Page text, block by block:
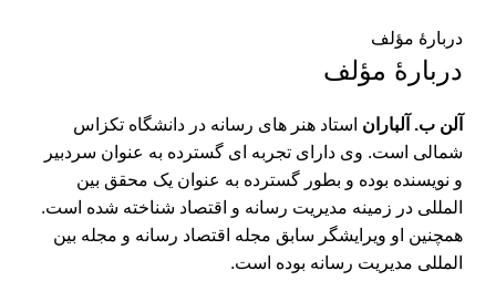
دربارۀ مؤلف
دربارۀ مؤلف
آلن ب. آلباران استاد هنر های رسانه در دانشگاه تکزاس
شمالی است. وی دارای تجربه ای گسترده به عنوان سردبیر
و نویسنده بوده و بطور گسترده به عنوان یک محقق بین
المللی در زمینه مدیریت رسانه و اقتصاد شناخته شده است.
همچنین او ویرایشگر سابق مجله اقتصاد رسانه و مجله بین
المللی مدیریت رسانه بوده است.